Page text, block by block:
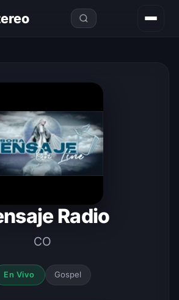
Radio
CO
En Vivo Gospel